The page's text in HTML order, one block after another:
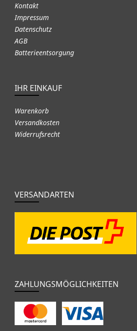
Kontakt
Impressum
Datenschutz
AGB
Batterieentsorgung
IHR EINKAUF
Warenkorb
Versandkosten
Widerrufsrecht
VERSANDARTEN
ZAHLUNGSMÖGLICHKEITEN